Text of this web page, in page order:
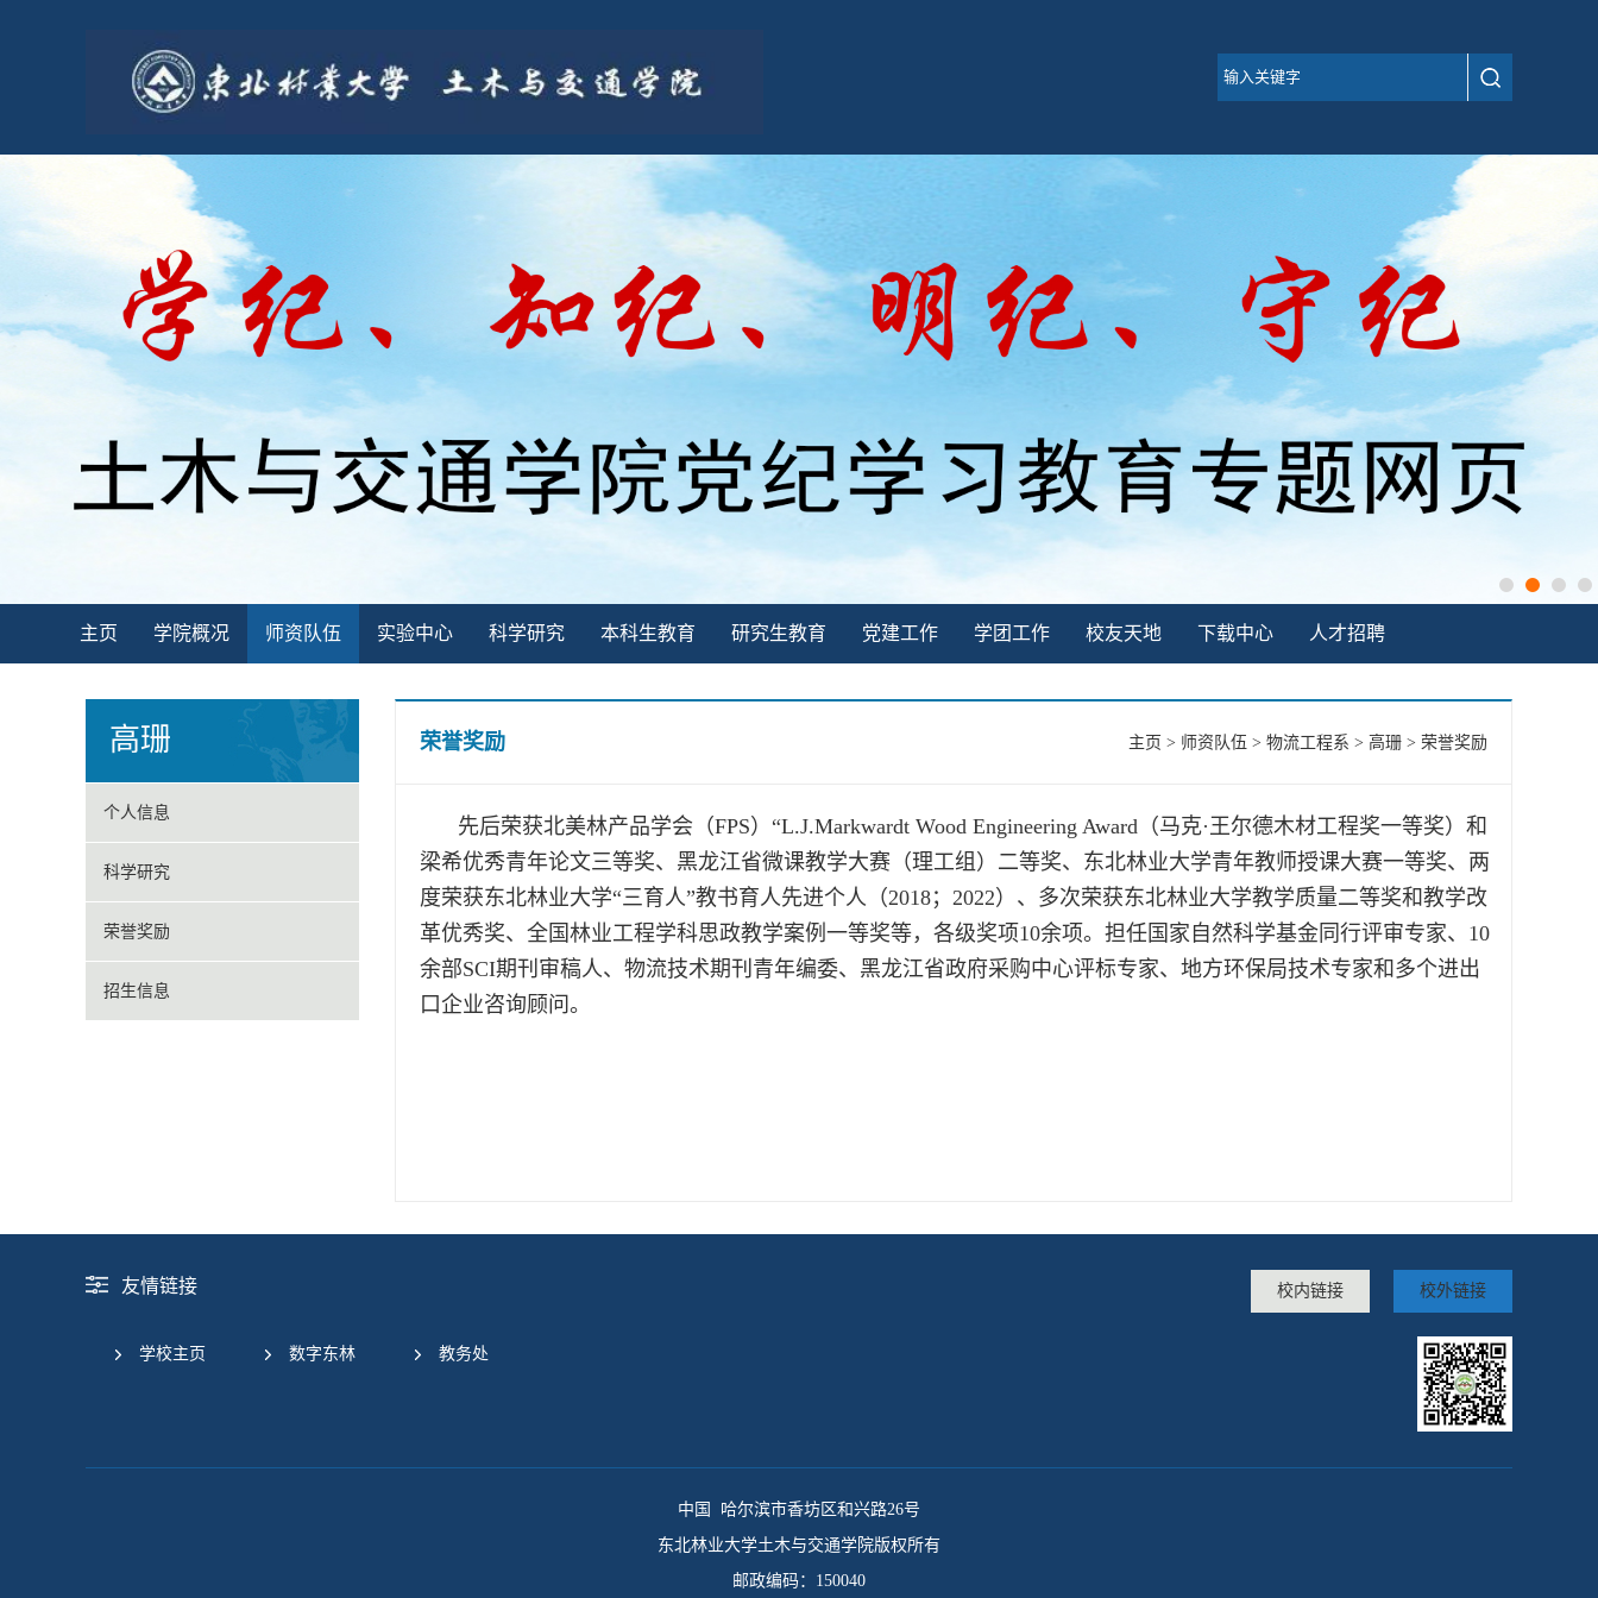
主页 学院概况 师资队伍 实验中心 科学研究 本科生教育 研究生教育 党建工作 学团工作 校友天地 下载中心 人才招聘
高珊
个人信息
科学研究
荣誉奖励
招生信息
荣誉奖励 主页 > 师资队伍 > 物流工程系 > 高珊 > 荣誉奖励
先后荣获北美林产品学会（FPS）“L.J.Markwardt Wood Engineering Award（马克·王尔德木材工程奖一等奖）和
梁希优秀青年论文三等奖、黑龙江省微课教学大赛（理工组）二等奖、东北林业大学青年教师授课大赛一等奖、两
度荣获东北林业大学“三育人”教书育人先进个人（2018；2022）、多次荣获东北林业大学教学质量二等奖和教学改
革优秀奖、全国林业工程学科思政教学案例一等奖等，各级奖项10余项。担任国家自然科学基金同行评审专家、10
余部SCI期刊审稿人、物流技术期刊青年编委、黑龙江省政府采购中心评标专家、地方环保局技术专家和多个进出
口企业咨询顾问。
友情链接 校外链接
校内链接
学校主页 数字东林 教务处
中国 哈尔滨市香坊区和兴路26号
东北林业大学土木与交通学院版权所有
邮政编码：150040